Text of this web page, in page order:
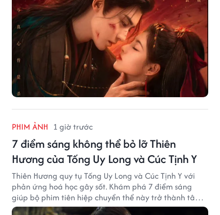
PHIM ẢNH 1 giờ trước
7 điểm sáng không thể bỏ lỡ Thiên
Hương của Tống Uy Long và Cúc Tịnh Y
Thiên Hương quy tụ Tống Uy Long và Cúc Tịnh Y với
phản ứng hoá học gây sốt. Khám phá 7 điểm sáng
giúp bộ phim tiên hiệp chuyển thể này trở thành tâm
điểm chú ý.